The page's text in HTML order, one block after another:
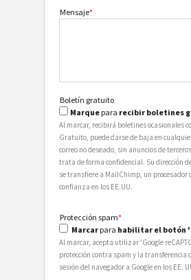
Mensaje*
Boletín gratuito
Marque para recibir boletines
Al marcar, recibirá boletines ocasionales
Gratuito, puede darse de baja en
correo no deseado, sin anuncios de
trata de forma confidencial. Su dirección
se transfiere a MailChimp, un procesador
confianza en los EE.UU.
Protección spam*
Marcar para habilitar el botón
Al marcar, acepta utilizar 'Google
protección contra spam y la transferencia
sesión del navegador a Google en los EE.